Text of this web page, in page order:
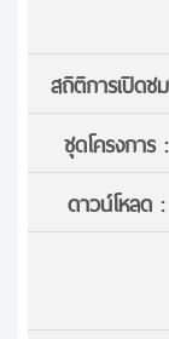
สถิติการเปิดช
ชุดโครงการ :
ดาวน์โหลด :